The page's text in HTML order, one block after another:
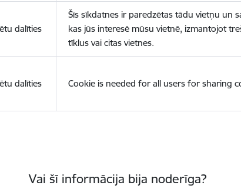
dalīties
Šīs sīkdatnes ir paredzētas tādu vietņu un
kas jūs interesē mūsu vietnē, izmantojot
tīklus vai citas vietnes.
dalīties
Cookie is needed for all users for sharing
Vai šī informācija bija noderīga?